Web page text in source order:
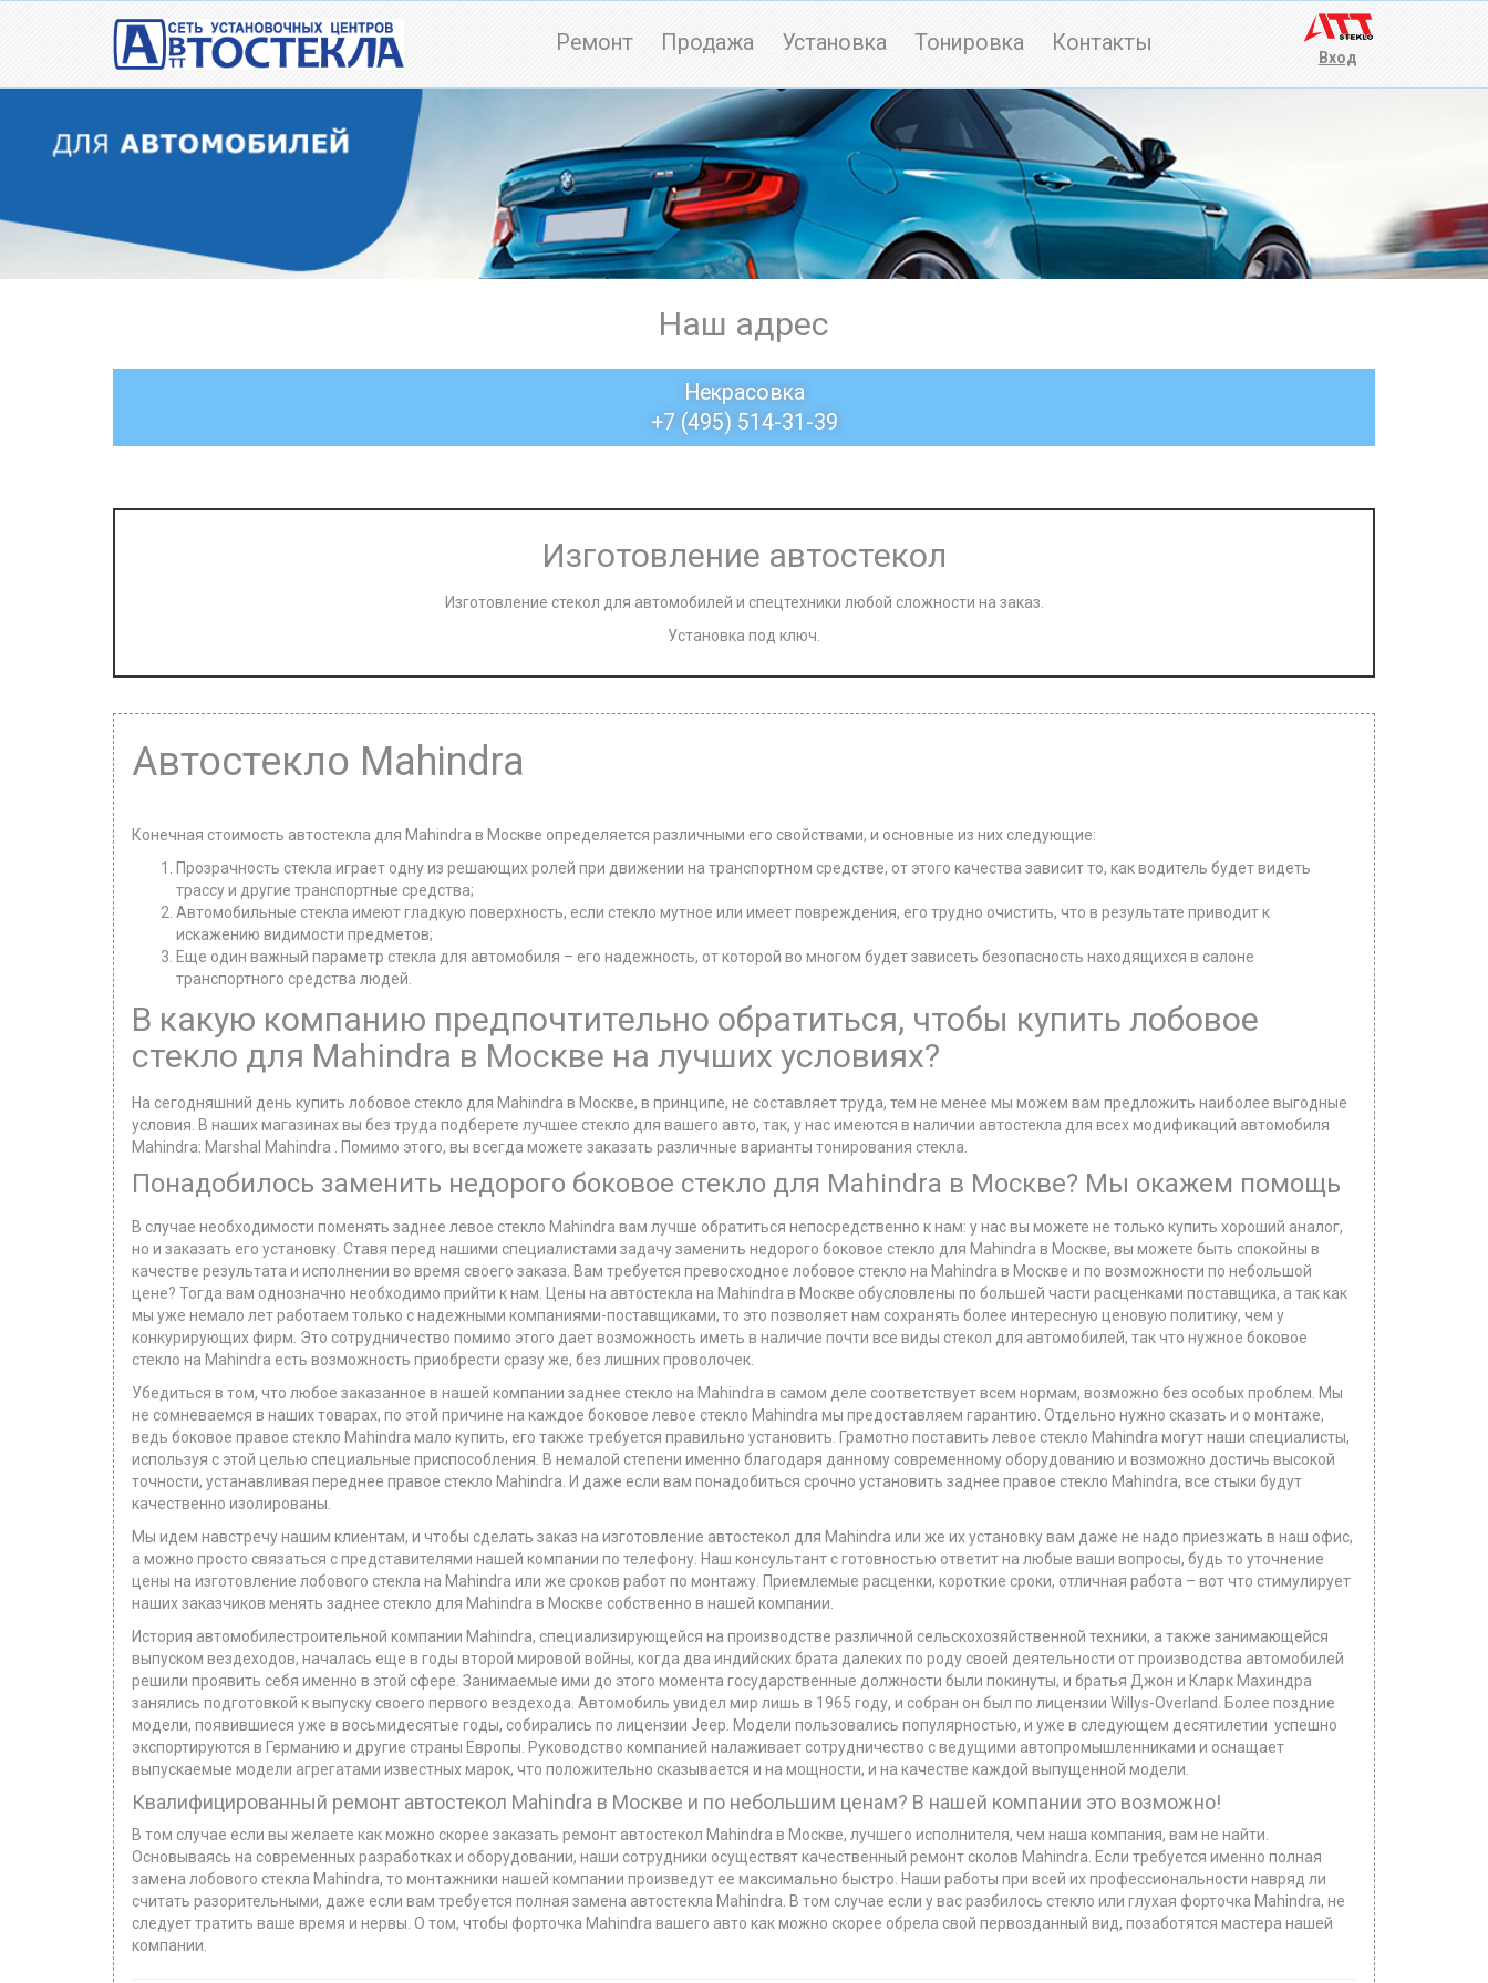
Вход
Ремонт Продажа Установка Тонировка Контакты
Наш адрес
Некрасовка
+7 (495) 514-31-39
Изготовление автостекол
Изготовление стекол для автомобилей и спецтехники любой сложности на заказ.
Установка под ключ.
Автостекло Mahindra
Конечная стоимость автостекла для Mahindra в Москве определяется различными его свойствами, и основные из них следующие:
Прозрачность стекла играет одну из решающих ролей при движении на транспортном средстве, от этого качества зависит то, как водитель будет видеть
трассу и другие транспортные средства;
Автомобильные стекла имеют гладкую поверхность, если стекло мутное или имеет повреждения, его трудно очистить, что в результате приводит к
искажению видимости предметов;
Еще один важный параметр стекла для автомобиля – его надежность, от которой во многом будет зависеть безопасность находящихся в салоне
транспортного средства людей.
В какую компанию предпочтительно обратиться, чтобы купить лобовое
стекло для Mahindra в Москве на лучших условиях?
На сегодняшний день купить лобовое стекло для Mahindra в Москве, в принципе, не составляет труда, тем не менее мы можем вам предложить наиболее выгодные
условия. В наших магазинах вы без труда подберете лучшее стекло для вашего авто, так, у нас имеются в наличии автостекла для всех модификаций автомобиля
Mahindra: Marshal Mahindra . Помимо этого, вы всегда можете заказать различные варианты тонирования стекла.
Понадобилось заменить недорого боковое стекло для Mahindra в Москве? Мы окажем помощь
В случае необходимости поменять заднее левое стекло Mahindra вам лучше обратиться непосредственно к нам: у нас вы можете не только купить хороший аналог,
но и заказать его установку. Ставя перед нашими специалистами задачу заменить недорого боковое стекло для Mahindra в Москве, вы можете быть спокойны в
качестве результата и исполнении во время своего заказа. Вам требуется превосходное лобовое стекло на Mahindra в Москве и по возможности по небольшой
цене? Тогда вам однозначно необходимо прийти к нам. Цены на автостекла на Mahindra в Москве обусловлены по большей части расценками поставщика, а так как
мы уже немало лет работаем только с надежными компаниями-поставщиками, то это позволяет нам сохранять более интересную ценовую политику, чем у
конкурирующих фирм. Это сотрудничество помимо этого дает возможность иметь в наличие почти все виды стекол для автомобилей, так что нужное боковое
стекло на Mahindra есть возможность приобрести сразу же, без лишних проволочек.
Убедиться в том, что любое заказанное в нашей компании заднее стекло на Mahindra в самом деле соответствует всем нормам, возможно без особых проблем. Мы
не сомневаемся в наших товарах, по этой причине на каждое боковое левое стекло Mahindra мы предоставляем гарантию. Отдельно нужно сказать и о монтаже,
ведь боковое правое стекло Mahindra мало купить, его также требуется правильно установить. Грамотно поставить левое стекло Mahindra могут наши специалисты,
используя с этой целью специальные приспособления. В немалой степени именно благодаря данному современному оборудованию и возможно достичь высокой
точности, устанавливая переднее правое стекло Mahindra. И даже если вам понадобиться срочно установить заднее правое стекло Mahindra, все стыки будут
качественно изолированы.
Мы идем навстречу нашим клиентам, и чтобы сделать заказ на изготовление автостекол для Mahindra или же их установку вам даже не надо приезжать в наш офис,
а можно просто связаться с представителями нашей компании по телефону. Наш консультант с готовностью ответит на любые ваши вопросы, будь то уточнение
цены на изготовление лобового стекла на Mahindra или же сроков работ по монтажу. Приемлемые расценки, короткие сроки, отличная работа – вот что стимулирует
наших заказчиков менять заднее стекло для Mahindra в Москве собственно в нашей компании.
История автомобилестроительной компании Mahindra, специализирующейся на производстве различной сельскохозяйственной техники, а также занимающейся
выпуском вездеходов, началась еще в годы второй мировой войны, когда два индийских брата далеких по роду своей деятельности от производства автомобилей
решили проявить себя именно в этой сфере. Занимаемые ими до этого момента государственные должности были покинуты, и братья Джон и Кларк Махиндра
занялись подготовкой к выпуску своего первого вездехода. Автомобиль увидел мир лишь в 1965 году, и собран он был по лицензии Willys-Overland. Более поздние
модели, появившиеся уже в восьмидесятые годы, собирались по лицензии Jeep. Модели пользовались популярностью, и уже в следующем десятилетии успешно
экспортируются в Германию и другие страны Европы. Руководство компанией налаживает сотрудничество с ведущими автопромышленниками и оснащает
выпускаемые модели агрегатами известных марок, что положительно сказывается и на мощности, и на качестве каждой выпущенной модели.
Квалифицированный ремонт автостекол Mahindra в Москве и по небольшим ценам? В нашей компании это возможно!
В том случае если вы желаете как можно скорее заказать ремонт автостекол Mahindra в Москве, лучшего исполнителя, чем наша компания, вам не найти.
Основываясь на современных разработках и оборудовании, наши сотрудники осуществят качественный ремонт сколов Mahindra. Если требуется именно полная
замена лобового стекла Mahindra, то монтажники нашей компании произведут ее максимально быстро. Наши работы при всей их профессиональности навряд ли
считать разорительными, даже если вам требуется полная замена автостекла Mahindra. В том случае если у вас разбилось стекло или глухая форточка Mahindra, не
следует тратить ваше время и нервы. О том, чтобы форточка Mahindra вашего авто как можно скорее обрела свой первозданный вид, позаботятся мастера нашей
компании.